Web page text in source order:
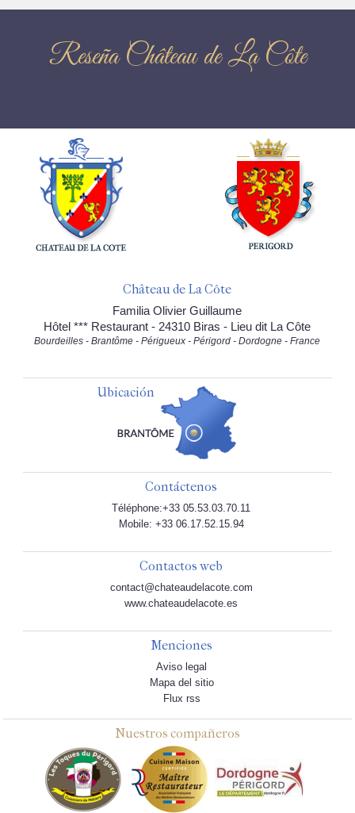
Reseña Château de La Côte
Château de La Côte
Familia Olivier Guillaume
Hôtel *** Restaurant - 24310 Biras - Lieu dit La Côte
Bourdeilles - Brantôme - Périgueux - Périgord - Dordogne - France
Ubicación
Contáctenos
Téléphone:+33 05.53.03.70.11
Mobile: +33 06.17.52.15.94
Contactos web
contact@chateaudelacote.com
www.chateaudelacote.es
Menciones
Aviso legal
Mapa del sitio
Flux rss
Nuestros compañeros